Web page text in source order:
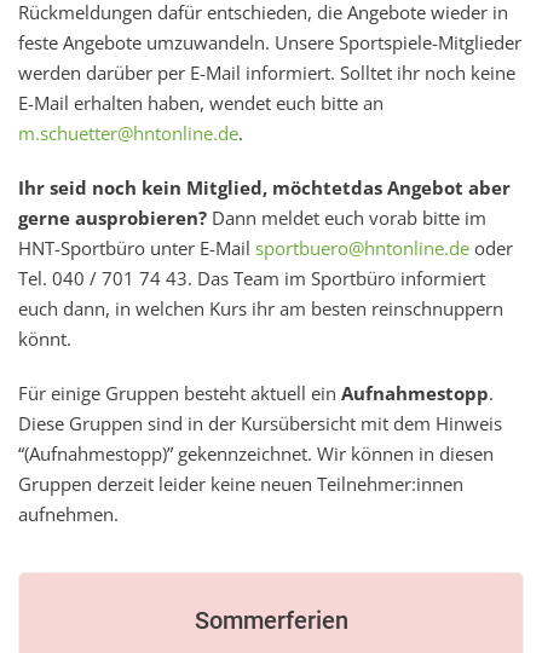
Rückmeldungen dafür entschieden, die Angebote wieder in
feste Angebote umzuwandeln. Unsere Sportspiele-Mitglieder
werden darüber per E-Mail informiert. Solltet ihr noch keine
E-Mail erhalten haben, wendet euch bitte an
m.schuetter@hntonline.de.
Ihr seid noch kein Mitglied, möchtetdas Angebot aber
gerne ausprobieren? Dann meldet euch vorab bitte im
HNT-Sportbüro unter E-Mail sportbuero@hntonline.de oder
Tel. 040 / 701 74 43. Das Team im Sportbüro informiert
euch dann, in welchen Kurs ihr am besten reinschnuppern
könnt.
Für einige Gruppen besteht aktuell ein Aufnahmestopp.
Diese Gruppen sind in der Kursübersicht mit dem Hinweis
“(Aufnahmestopp)” gekennzeichnet. Wir können in diesen
Gruppen derzeit leider keine neuen Teilnehmer:innen
aufnehmen.
Sommerferien